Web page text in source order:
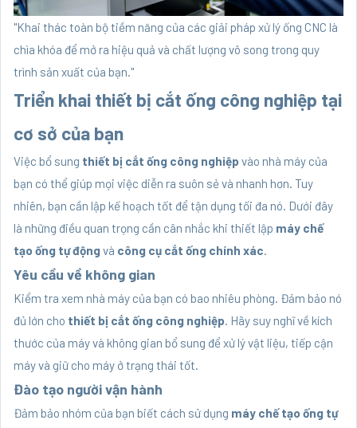
"Khai thác toàn bộ tiềm năng của các giải pháp xử lý ống CNC là
chìa khóa để mở ra hiệu quả và chất lượng vô song trong quy
trình sản xuất của bạn."
Triển khai thiết bị cắt ống công nghiệp tại
cơ sở của bạn
Việc bổ sung thiết bị cắt ống công nghiệp vào nhà máy của
bạn có thể giúp mọi việc diễn ra suôn sẻ và nhanh hơn. Tuy
nhiên, bạn cần lập kế hoạch tốt để tận dụng tối đa nó. Dưới đây
là những điều quan trọng cần cân nhắc khi thiết lập máy chế
tạo ống tự độngvà công cụ cắt ống chính xác.
Yêu cầu về không gian
Kiểm tra xem nhà máy của bạn có bao nhiêu phòng. Đảm bảo nó
đủ lớn cho thiết bị cắt ống công nghiệp. Hãy suy nghĩ về kích
thước của máy và không gian bổ sung để xử lý vật liệu, tiếp cận
máy và giữ cho máy ở trạng thái tốt.
Đào tạo người vận hành
Đảm bảo nhóm của bạn biết cách sử dụng máy chế tạo ống tự